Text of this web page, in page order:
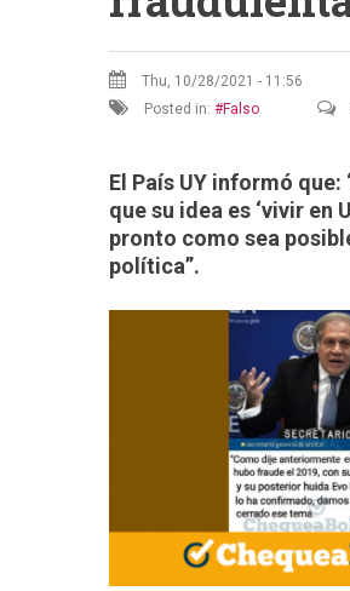
Thu, 10/28/2021 - 11:56
Posted in:
Falso
El País UY informó
que su idea es ‘vivir en
pronto como sea
política”.